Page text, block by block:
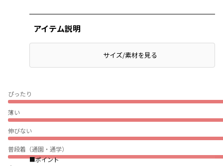
ぴったり
薄い
伸びない
普段着（通園・通学）
アイテム説明
サイズ/素材を見る
■ポイント